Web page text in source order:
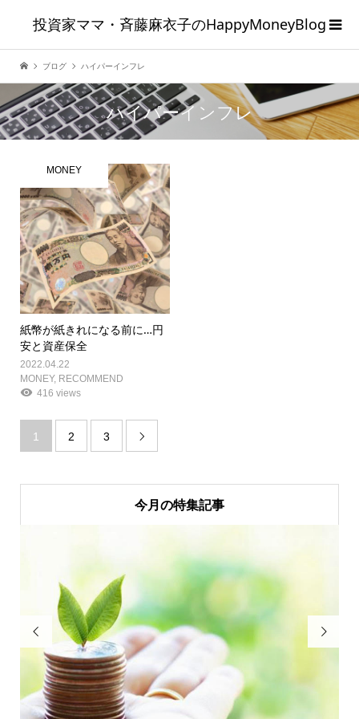
投資家ママ・斉藤麻衣子のHappyMoneyBlog
ブログ ハイパーインフレ
ハイパーインフレ
MONEY
紙幣が紙きれになる前に…円
安と資産保全
2022.04.22
MONEY, RECOMMEND
416 views
1 2 3 
今月の特集記事
 